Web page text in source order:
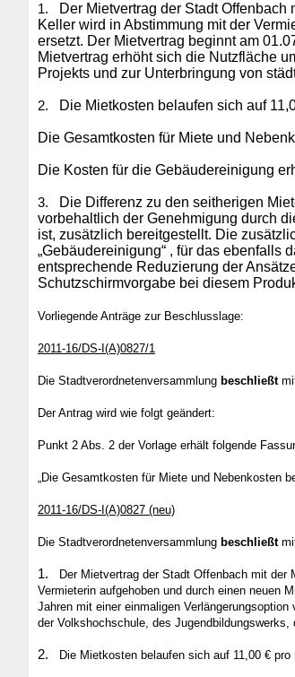
1.
Der Mietvertrag der Stadt
Keller wird in Abstimmung mit der
ersetzt. Der Mietvertrag beginnt am
Mietvertrag erhöht sich die Nutzfläche
Projekts und zur Unterbringung von
2. Die Mietkosten belaufen sich auf
Die Gesamtkosten für Miete und
Die Kosten für die Gebäudereinigung
3.
Die Differenz zu den seitherigen
vorbehaltlich der Genehmigung durch
ist, zusätzlich bereitgestellt. Die
„Gebäudereinigung“ , für das ebenfalls
entsprechende Reduzierung der
Schutzschirmvorgabe bei diesem
Vorliegende Anträge zur Beschlusslage:
2011-16/DS-I(A)0827/1
Die Stadtverordnetenversammlung beschließt
Der Antrag wird wie folgt geändert:
Punkt 2 Abs. 2 der Vorlage erhält folgende
„Die Gesamtkosten für Miete und Nebenkosten
2011-16/DS-I(A)0827 (neu)
Die Stadtverordnetenversammlung beschließt
1.
Der Mietvertrag der Stadt Offenbach mit der
Vermieterin aufgehoben und durch einen neuen
Jahren mit einer einmaligen
der Volkshochschule, des
2. Die Mietkosten belaufen sich auf 11,00 €